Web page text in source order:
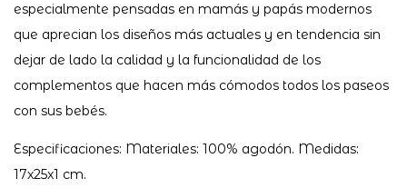
especialmente pensadas en mamás y papás modernos
que aprecian los diseños más actuales y en tendencia sin
dejar de lado la calidad y la funcionalidad de los
complementos que hacen más cómodos todos los paseos
con sus bebés.
Especificaciones: Materiales: 100% agodón. Medidas:
17x25x1 cm.